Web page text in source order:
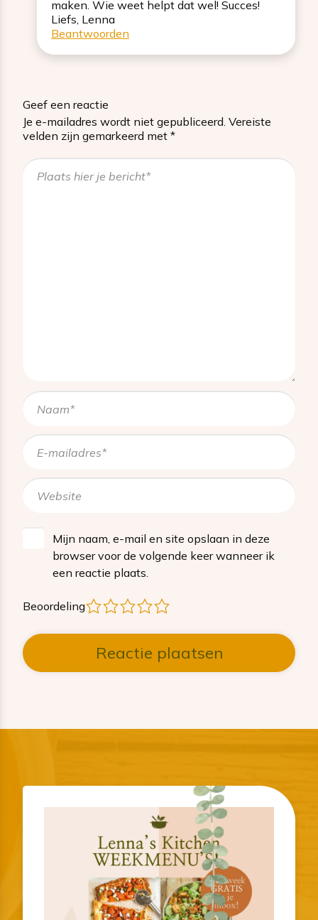
maken. Wie weet helpt dat wel! Succes!
Liefs, Lenna
Beantwoorden
Geef een reactie
Je e-mailadres wordt niet gepubliceerd. Vereiste
velden zijn gemarkeerd met *
Mijn naam, e-mail en site opslaan in deze
browser voor de volgende keer wanneer ik
een reactie plaats.
Beoordeling 4
3
2
1